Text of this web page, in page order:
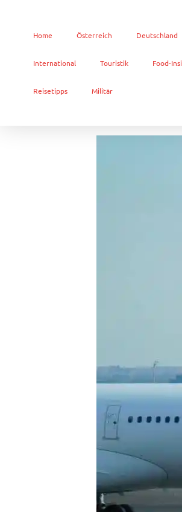
Home Österreich Deutschland
International Touristik Food-
Reisetipps Militär